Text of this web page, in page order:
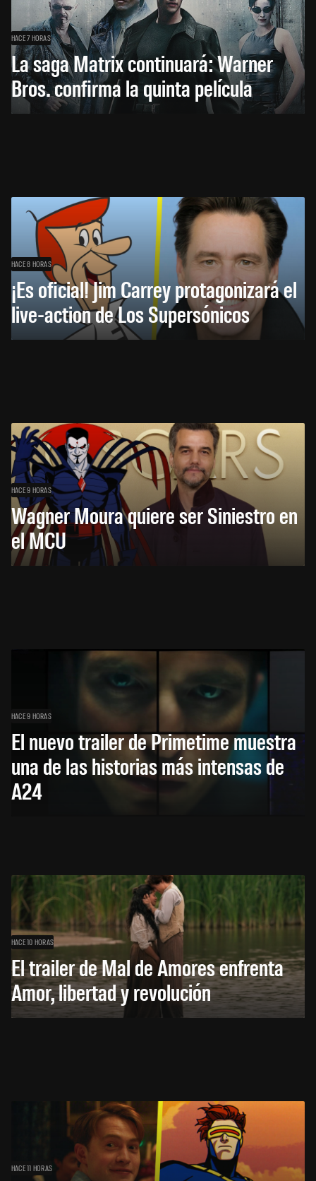
HACE 7 HORAS
La saga Matrix continuará: Warner
Bros. confirma la quinta película
HACE 8 HORAS
¡Es oficial! Jim Carrey protagonizará el
live-action de Los Supersónicos
HACE 9 HORAS
Wagner Moura quiere ser Siniestro en
el MCU
HACE 9 HORAS
El nuevo trailer de Primetime muestra
una de las historias más intensas de
A24
HACE 10 HORAS
El trailer de Mal de Amores enfrenta
Amor, libertad y revolución
HACE 11 HORAS